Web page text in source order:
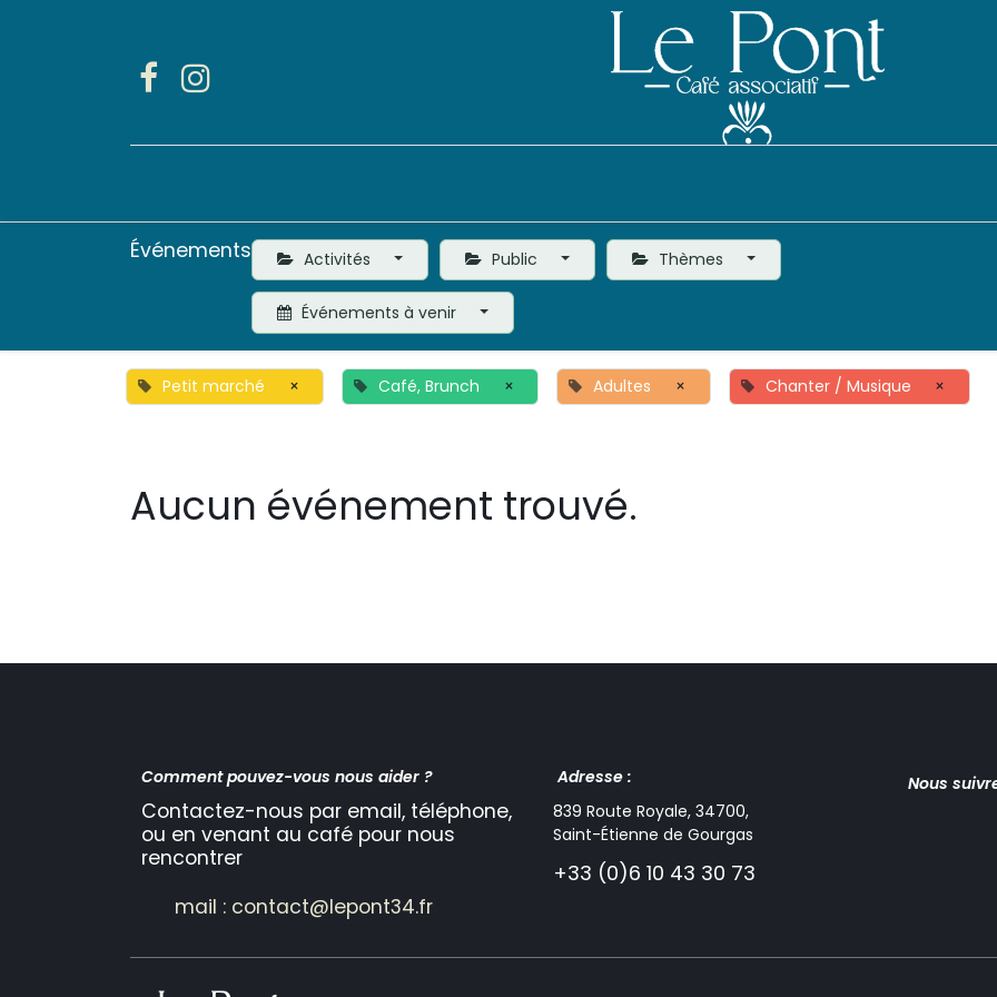
Événements Activités Public Thèmes
Événements à venir
Petit marché × Café, Brunch × Adultes × Chanter / Musique ×
Aucun événement trouvé.
Nous
Adresse :
839 Route Royale, 34700,
Saint-Étienne de Gourgas
+33 (0)6 10 43 30 73
Comment pouvez-vous nous aider ?
Contactez-nous par email, téléphone,
ou en venant au café pour nous
rencontrer
mail : contact@lepont34.fr​​​​​​